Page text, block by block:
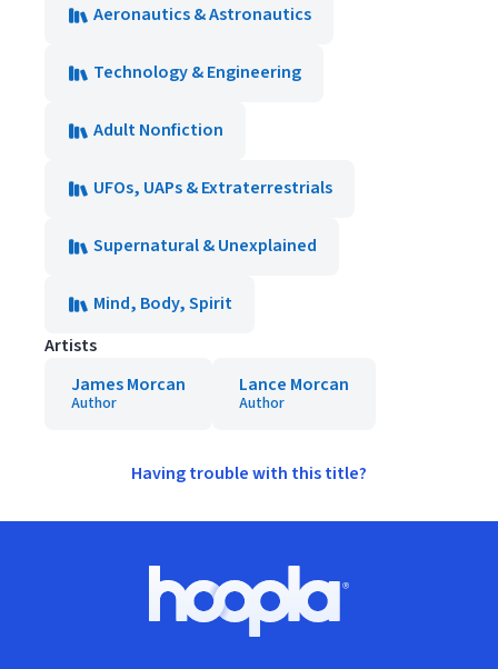
Aeronautics & Astronautics
Technology & Engineering
Adult Nonfiction
UFOs, UAPs & Extraterrestrials
Supernatural & Unexplained
Mind, Body, Spirit
Artists
James Morcan
Author
Lance Morcan
Author
Having trouble with this title?
Hoopla logo, Go to homepage